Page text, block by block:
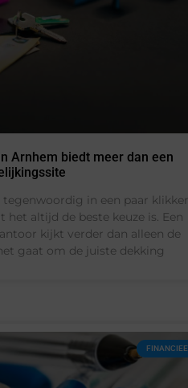
Arnhem biedt meer dan een
in een paar
altijd de beste keuze is. Een
kijkt verder dan alleen de
gaat om de juiste dekking